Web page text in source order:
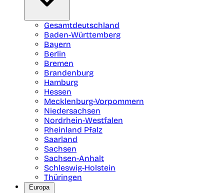
Gesamtdeutschland
Baden-Württemberg
Bayern
Berlin
Bremen
Brandenburg
Hamburg
Hessen
Mecklenburg-Vorpommern
Niedersachsen
Nordrhein-Westfalen
Rheinland Pfalz
Saarland
Sachsen
Sachsen-Anhalt
Schleswig-Holstein
Thüringen
Europa